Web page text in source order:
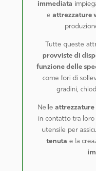
immediata
eattrezzature
Tutte queste
provviste di
funzione delle
come fori di
gradini,
Nelleattrezzature
in contatto tra loro
utensile per
tenuta e la